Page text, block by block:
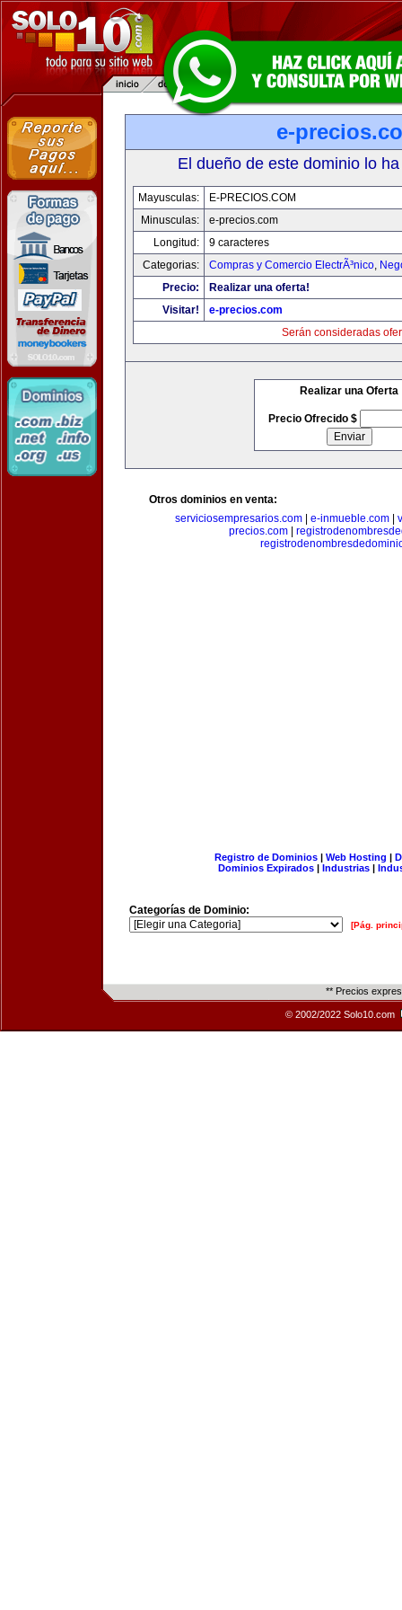
e-
El dueño de este dominio lo
Mayusculas:
E-PRECIOS.COM
Minusculas:
e-precios.com
Longitud:
9 caracteres
Categorias:
Compras y Comercio ElectrÃ³nico,
Precio:
Realizar una oferta!
Visitar!
e-precios.com
Serán consideradas
Realizar una Oferta
Precio Ofrecido $
Otros dominios en venta:
serviciosempresarios.com| e-inmueble.com|
precios.com
Registro de Dominios| Web Hosting |
Dominios Expirados | Industrias |
Categorías de Dominio:
[Pág.
** Precios
© 2002/2022 Solo10.com